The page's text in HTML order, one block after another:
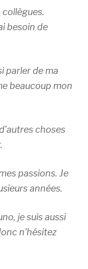
collègues.
besoin de
parler de ma
beaucoup mon
choses
passions. Je
années.
je suis aussi
n’hésitez